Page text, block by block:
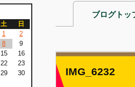
ブログトッ
IMG_6232
土
日
1
2
8
9
15
16
22
23
29
30